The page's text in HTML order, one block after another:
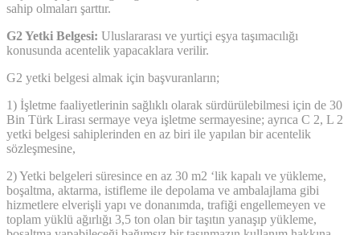
sahip olmaları şarttır.
G2 Yetki Belgesi: Uluslararası ve yurtiçi eşya taşımacılığı
konusunda acentelik yapacaklara verilir.
G2 yetki belgesi almak için başvuranların;
1) İşletme faaliyetlerinin sağlıklı olarak sürdürülebilmesi için de 30
Bin Türk Lirası sermaye veya işletme sermayesine; ayrıca C 2, L 2
yetki belgesi sahiplerinden en az biri ile yapılan bir acentelik
sözleşmesine,
2) Yetki belgeleri süresince en az 30 m2 ‘lik kapalı ve yükleme,
boşaltma, aktarma, istifleme ile depolama ve ambalajlama gibi
hizmetlere elverişli yapı ve donanımda, trafiği engellemeyen ve
toplam yüklü ağırlığı 3,5 ton olan bir taşıtın yanaşıp yükleme,